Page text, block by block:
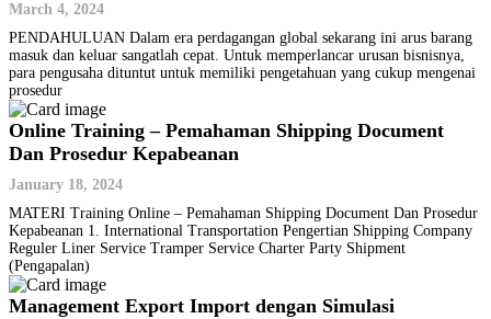
March 4, 2024
PENDAHULUAN Dalam era perdagangan global sekarang ini arus barang
masuk dan keluar sangatlah cepat. Untuk memperlancar urusan bisnisnya,
para pengusaha dituntut untuk memiliki pengetahuan yang cukup mengenai
prosedur
Online Training – Pemahaman Shipping Document
Dan Prosedur Kepabeanan
January 18, 2024
MATERI Training Online – Pemahaman Shipping Document Dan Prosedur
Kepabeanan 1. International Transportation Pengertian Shipping Company
Reguler Liner Service Tramper Service Charter Party Shipment
(Pengapalan)
Management Export Import dengan Simulasi